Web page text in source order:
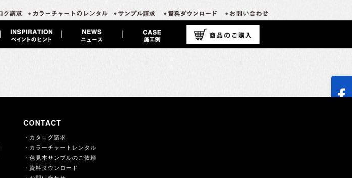
CONTACT
・カタログ請求
・カラーチャートレンタル
・色見本サンプルのご依頼
・資料ダウンロード